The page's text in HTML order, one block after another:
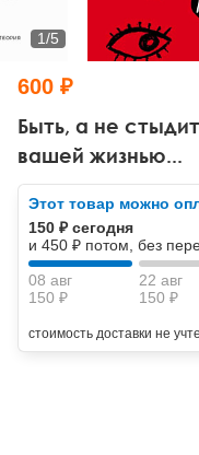
Тревожные
Другие направления
Классический,
НЛП
Психология труда и
Социальная
Социальная и
Классический и
Быть, а не
вашей жизнью...
1/5
600 ₽
Этот товар можно
150 ₽ сегодня
и 450 ₽ потом, без
08 авг
150 ₽
22 авг
150 ₽
стоимость доставки не